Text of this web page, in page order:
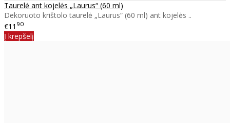
Taurelė ant kojelės „Laurus“ (60 ml)
Dekoruoto krištolo taurelė „Laurus“ (60 ml) ant kojelės ..
€11 90
Į krepšelį